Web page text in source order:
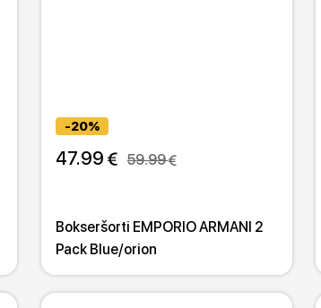
-20%
47.99 59.99
Bokseršorti EMPORIO ARMANI 2
Pack Blue/orion